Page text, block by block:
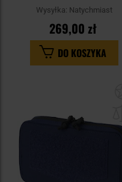
Wysyłka: Natychmiast
269,00 zł
DO KOSZYKA